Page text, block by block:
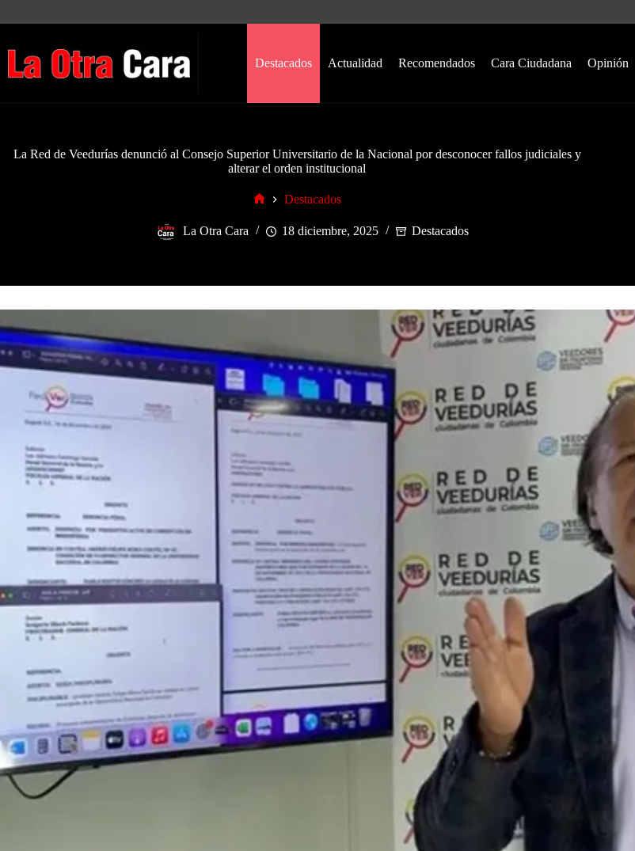
Destacados Actualidad Recomendados Cara Ciudadana Opinión
La Red de Veedurías denunció al Consejo Superior Universitario de la Nacional por desconocer fallos judiciales y
alterar el orden institucional
Destacados
La Otra Cara 18 diciembre, 2025 Destacados